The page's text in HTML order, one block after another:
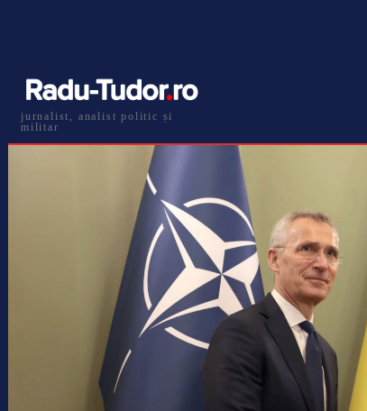
jurnalist, analist politic și
militar